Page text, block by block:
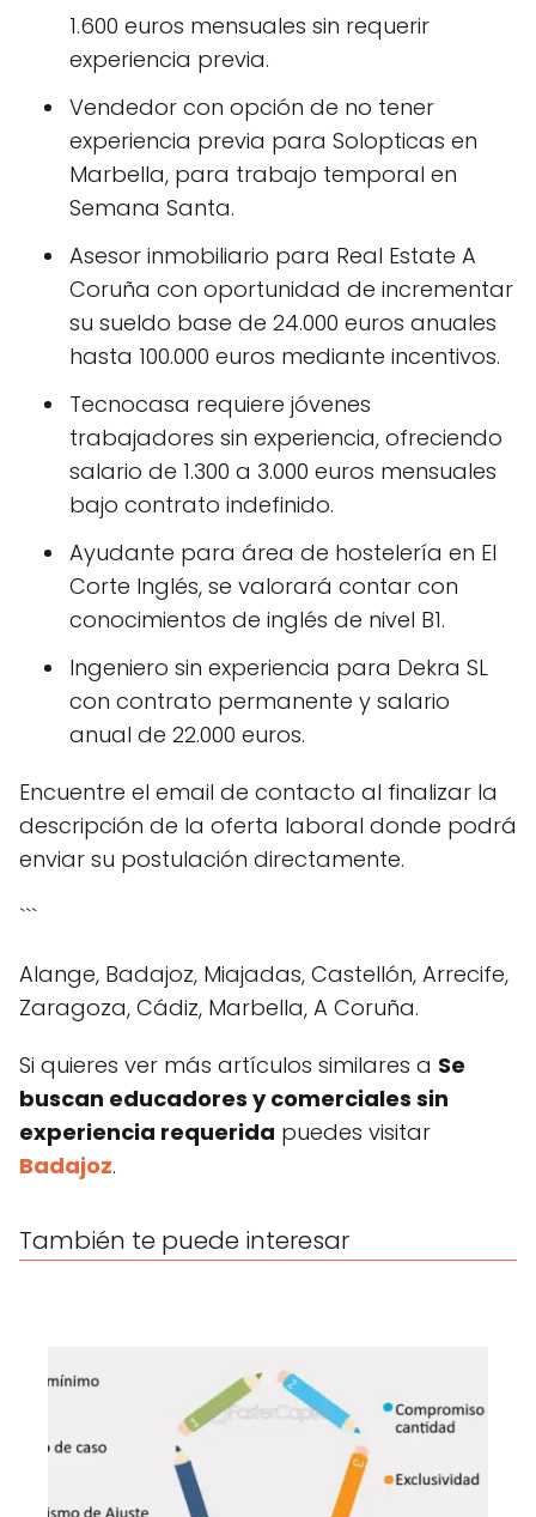
1.600 euros mensuales sin requerir
experiencia previa.
Vendedor con opción de no tener
experiencia previa para Solopticas en
Marbella, para trabajo temporal en
Semana Santa.
Asesor inmobiliario para Real Estate A
Coruña con oportunidad de incrementar
su sueldo base de 24.000 euros anuales
hasta 100.000 euros mediante incentivos.
Tecnocasa requiere jóvenes
trabajadores sin experiencia, ofreciendo
salario de 1.300 a 3.000 euros mensuales
bajo contrato indefinido.
Ayudante para área de hostelería en El
Corte Inglés, se valorará contar con
conocimientos de inglés de nivel B1.
Ingeniero sin experiencia para Dekra SL
con contrato permanente y salario
anual de 22.000 euros.
Encuentre el email de contacto al finalizar la
descripción de la oferta laboral donde podrá
enviar su postulación directamente.
```
Alange, Badajoz, Miajadas, Castellón, Arrecife,
Zaragoza, Cádiz, Marbella, A Coruña.
Si quieres ver más artículos similares a Se
buscan educadores y comerciales sin
experiencia requerida puedes visitar
Badajoz.
También te puede interesar